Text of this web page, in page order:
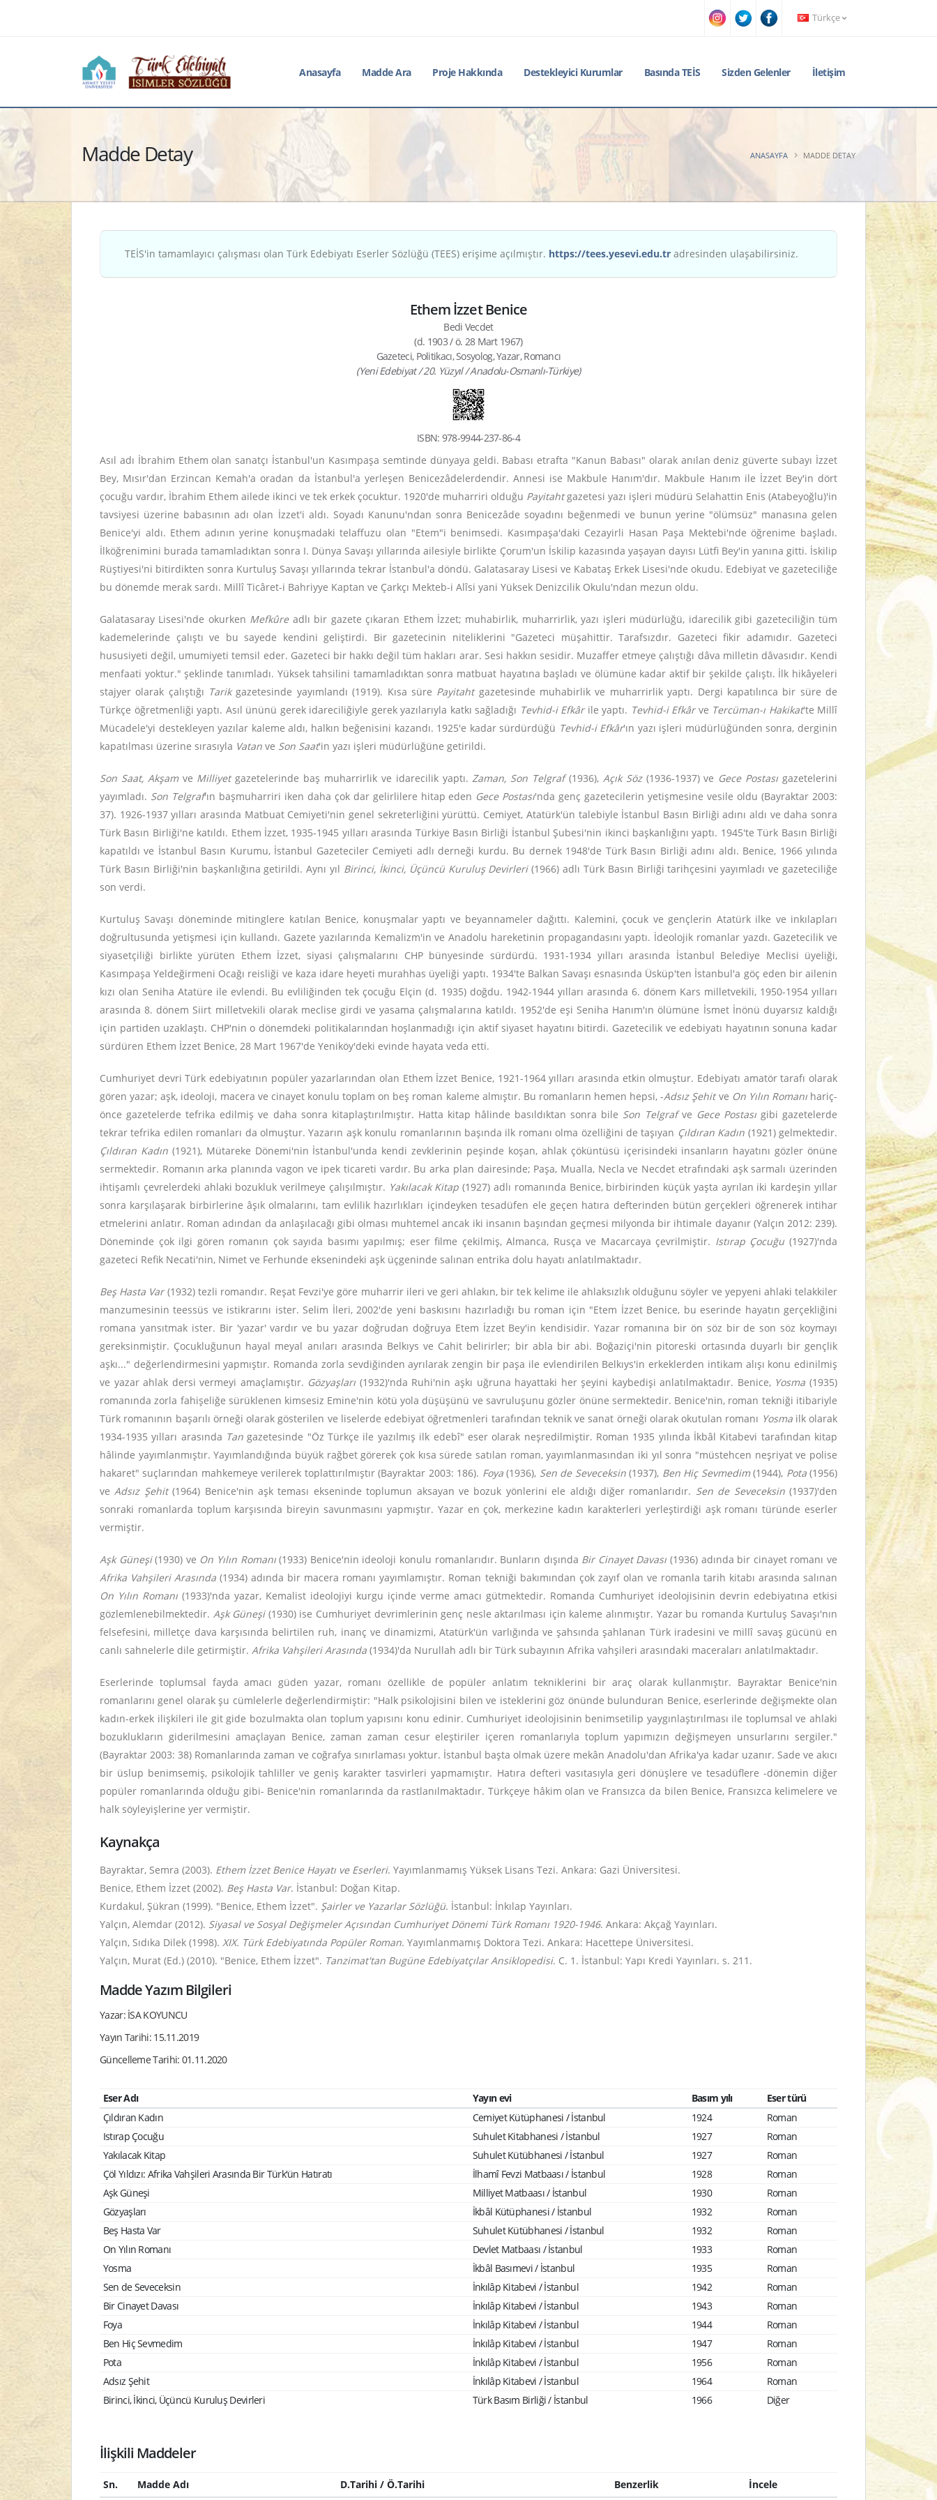
Türkçe
Anasayfa Madde Ara Proje Hakkında Destekleyici Kurumlar Basında TEİS Sizden Gelenler İletişim
Madde Detay ANASAYFA MADDE DETAY
TEİS'in tamamlayıcı çalışması olan Türk Edebiyatı Eserler Sözlüğü (TEES) erişime açılmıştır. https://tees.yesevi.edu.tr adresinden ulaşabilirsiniz.
Ethem İzzet Benice
Bedi Vecdet
(d. 1903 / ö. 28 Mart 1967)
Gazeteci, Politikacı, Sosyolog, Yazar, Romancı
(Yeni Edebiyat / 20. Yüzyıl / Anadolu-Osmanlı-Türkiye)
ISBN: 978-9944-237-86-4
Asıl adı İbrahim Ethem olan sanatçı İstanbul'un Kasımpaşa semtinde dünyaya geldi. Babası etrafta "Kanun Babası" olarak anılan deniz güverte subayı İzzet
Bey, Mısır'dan Erzincan Kemah'a oradan da İstanbul'a yerleşen Benicezâdelerdendir. Annesi ise Makbule Hanım'dır. Makbule Hanım ile İzzet Bey'in dört
çocuğu vardır, İbrahim Ethem ailede ikinci ve tek erkek çocuktur. 1920'de muharriri olduğu Payitahtgazetesi yazı işleri müdürü Selahattin Enis (Atabeyoğlu)'in
tavsiyesi üzerine babasının adı olan İzzet'i aldı. Soyadı Kanunu'ndan sonra Benicezâde soyadını beğenmedi ve bunun yerine "ölümsüz" manasına gelen
Benice'yi aldı. Ethem adının yerine konuşmadaki telaffuzu olan "Etem"i benimsedi. Kasımpaşa'daki Cezayirli Hasan Paşa Mektebi'nde öğrenime başladı.
İlköğrenimini burada tamamladıktan sonra I. Dünya Savaşı yıllarında ailesiyle birlikte Çorum'un İskilip kazasında yaşayan dayısı Lütfi Bey'in yanına gitti. İskilip
Rüştiyesi'ni bitirdikten sonra Kurtuluş Savaşı yıllarında tekrar İstanbul'a döndü. Galatasaray Lisesi ve Kabataş Erkek Lisesi'nde okudu. Edebiyat ve gazeteciliğe
bu dönemde merak sardı. Millî Ticâret-i Bahriyye Kaptan ve Çarkçı Mekteb-i Alîsi yani Yüksek Denizcilik Okulu'ndan mezun oldu.
Galatasaray Lisesi'nde okurken Mefkûreadlı bir gazete çıkaran Ethem İzzet; muhabirlik, muharrirlik, yazı işleri müdürlüğü, idarecilik gibi gazeteciliğin tüm
kademelerinde çalıştı ve bu sayede kendini geliştirdi. Bir gazetecinin niteliklerini "Gazeteci müşahittir. Tarafsızdır. Gazeteci fikir adamıdır. Gazeteci
hususiyeti değil, umumiyeti temsil eder. Gazeteci bir hakkı değil tüm hakları arar. Sesi hakkın sesidir. Muzaffer etmeye çalıştığı dâva milletin dâvasıdır. Kendi
menfaati yoktur." şeklinde tanımladı. Yüksek tahsilini tamamladıktan sonra matbuat hayatına başladı ve ölümüne kadar aktif bir şekilde çalıştı. İlk hikâyeleri
stajyer olarak çalıştığı Tarikgazetesinde yayımlandı (1919). Kısa süre Payitaht gazetesinde muhabirlik ve muharrirlik yaptı. Dergi kapatılınca bir süre de
Türkçe öğretmenliği yaptı. Asıl ününü gerek idareciliğiyle gerek yazılarıyla katkı sağladığı Tevhid-i Efkâr ile yaptı. Tevhid-i Efkârve Tercüman-ı Hakikat'te Millî
Mücadele'yi destekleyen yazılar kaleme aldı, halkın beğenisini kazandı. 1925'e kadar sürdürdüğü Tevhid-i Efkâr'ın yazı işleri müdürlüğünden sonra, derginin
kapatılması üzerine sırasıyla Vatan ve Son Saat'in yazı işleri müdürlüğüne getirildi.
Son Saat, Akşam ve Milliyetgazetelerinde baş muharrirlik ve idarecilik yaptı.Zaman, Son Telgraf(1936), Açık Söz(1936-1937) ve Gece Postasıgazetelerini
yayımladı. Son Telgraf'ın başmuharriri iken daha çok dar gelirlilere hitap eden Gece Postası'nda genç gazetecilerin yetişmesine vesile oldu (Bayraktar 2003:
37). 1926-1937 yılları arasında Matbuat Cemiyeti'nin genel sekreterliğini yürüttü. Cemiyet, Atatürk'ün talebiyle İstanbul Basın Birliği adını aldı ve daha sonra
Türk Basın Birliği'ne katıldı. Ethem İzzet, 1935-1945 yılları arasında Türkiye Basın Birliği İstanbul Şubesi'nin ikinci başkanlığını yaptı. 1945'te Türk Basın Birliği
kapatıldı ve İstanbul Basın Kurumu, İstanbul Gazeteciler Cemiyeti adlı derneği kurdu. Bu dernek 1948'de Türk Basın Birliği adını aldı. Benice, 1966 yılında
Türk Basın Birliği'nin başkanlığına getirildi. Aynı yıl Birinci, İkinci, Üçüncü Kuruluş Devirleri(1966) adlı Türk Basın Birliği tarihçesini yayımladı ve gazeteciliğe
son verdi.
Kurtuluş Savaşı döneminde mitinglere katılan Benice, konuşmalar yaptı ve beyannameler dağıttı. Kalemini, çocuk ve gençlerin Atatürk ilke ve inkılapları
doğrultusunda yetişmesi için kullandı. Gazete yazılarında Kemalizm'in ve Anadolu hareketinin propagandasını yaptı. İdeolojik romanlar yazdı. Gazetecilik ve
siyasetçiliği birlikte yürüten Ethem İzzet, siyasi çalışmalarını CHP bünyesinde sürdürdü. 1931-1934 yılları arasında İstanbul Belediye Meclisi üyeliği,
Kasımpaşa Yeldeğirmeni Ocağı reisliği ve kaza idare heyeti murahhas üyeliği yaptı. 1934'te Balkan Savaşı esnasında Üsküp'ten İstanbul'a göç eden bir ailenin
kızı olan Seniha Atatüre ile evlendi. Bu evliliğinden tek çocuğu Elçin (d. 1935) doğdu. 1942-1944 yılları arasında 6. dönem Kars milletvekili, 1950-1954 yılları
arasında 8. dönem Siirt milletvekili olarak meclise girdi ve yasama çalışmalarına katıldı. 1952'de eşi Seniha Hanım'ın ölümüne İsmet İnönü duyarsız kaldığı
için partiden uzaklaştı. CHP'nin o dönemdeki politikalarından hoşlanmadığı için aktif siyaset hayatını bitirdi. Gazetecilik ve edebiyatı hayatının sonuna kadar
sürdüren Ethem İzzet Benice, 28 Mart 1967'de Yeniköy'deki evinde hayata veda etti.
Cumhuriyet devri Türk edebiyatının popüler yazarlarından olan Ethem İzzet Benice, 1921-1964 yılları arasında etkin olmuştur. Edebiyatı amatör tarafı olarak
gören yazar; aşk, ideoloji, macera ve cinayet konulu toplam on beş roman kaleme almıştır. Bu romanların hemen hepsi, -Adsız Şehitve On Yılın Romanıhariç-
önce gazetelerde tefrika edilmiş ve daha sonra kitaplaştırılmıştır. Hatta kitap hâlinde basıldıktan sonra bile Son Telgrafve Gece Postasıgibi gazetelerde
tekrar tefrika edilen romanları da olmuştur. Yazarın aşk konulu romanlarının başında ilk romanı olma özelliğini de taşıyan Çıldıran Kadın (1921) gelmektedir.
Çıldıran Kadın(1921), Mütareke Dönemi'nin İstanbul'unda kendi zevklerinin peşinde koşan, ahlak çöküntüsü içerisindeki insanların hayatını gözler önüne
sermektedir. Romanın arka planında vagon ve ipek ticareti vardır. Bu arka plan dairesinde; Paşa, Mualla, Necla ve Necdet etrafındaki aşk sarmalı üzerinden
ihtişamlı çevrelerdeki ahlaki bozukluk verilmeye çalışılmıştır. Yakılacak Kitap (1927) adlı romanında Benice, birbirinden küçük yaşta ayrılan iki kardeşin yıllar
sonra karşılaşarak birbirlerine âşık olmalarını, tam evlilik hazırlıkları içindeyken tesadüfen ele geçen hatıra defterinden bütün gerçekleri öğrenerek intihar
etmelerini anlatır. Roman adından da anlaşılacağı gibi olması muhtemel ancak iki insanın başından geçmesi milyonda bir ihtimale dayanır (Yalçın 2012: 239).
Döneminde çok ilgi gören romanın çok sayıda basımı yapılmış; eser filme çekilmiş, Almanca, Rusça ve Macarcaya çevrilmiştir. Istırap Çocuğu (1927)'nda
gazeteci Refik Necati'nin, Nimet ve Ferhunde eksenindeki aşk üçgeninde salınan entrika dolu hayatı anlatılmaktadır.
Beş Hasta Var (1932) tezli romandır. Reşat Fevzi'ye göre muharrir ileri ve geri ahlakın, bir tek kelime ile ahlaksızlık olduğunu söyler ve yepyeni ahlaki telakkiler
manzumesinin teessüs ve istikrarını ister. Selim İleri, 2002'de yeni baskısını hazırladığı bu roman için "Etem İzzet Benice, bu eserinde hayatın gerçekliğini
romana yansıtmak ister. Bir 'yazar' vardır ve bu yazar doğrudan doğruya Etem İzzet Bey'in kendisidir. Yazar romanına bir ön söz bir de son söz koymayı
gereksinmiştir. Çocukluğunun hayal meyal anıları arasında Belkıys ve Cahit belirirler; bir abla bir abi. Boğaziçi'nin pitoreski ortasında duyarlı bir gençlik
aşkı..." değerlendirmesini yapmıştır. Romanda zorla sevdiğinden ayrılarak zengin bir paşa ile evlendirilen Belkıys'in erkeklerden intikam alışı konu edinilmiş
ve yazar ahlak dersi vermeyi amaçlamıştır. Gözyaşları (1932)'nda Ruhi'nin aşkı uğruna hayattaki her şeyini kaybedişi anlatılmaktadır. Benice, Yosma(1935)
romanında zorla fahişeliğe sürüklenen kimsesiz Emine'nin kötü yola düşüşünü ve savruluşunu gözler önüne sermektedir. Benice'nin, roman tekniği itibariyle
Türk romanının başarılı örneği olarak gösterilen ve liselerde edebiyat öğretmenleri tarafından teknik ve sanat örneği olarak okutulan romanı Yosmailk olarak
1934-1935 yılları arasında Tan gazetesinde "Öz Türkçe ile yazılmış ilk edebî" eser olarak neşredilmiştir. Roman 1935 yılında İkbâl Kitabevi tarafından kitap
hâlinde yayımlanmıştır. Yayımlandığında büyük rağbet görerek çok kısa sürede satılan roman, yayımlanmasından iki yıl sonra "müstehcen neşriyat ve polise
hakaret" suçlarından mahkemeye verilerek toplattırılmıştır (Bayraktar 2003: 186). Foya(1936), Sen de Seveceksin(1937), Ben Hiç Sevmedim(1944), Pota(1956)
veAdsız Şehit(1964) Benice'nin aşk teması ekseninde toplumun aksayan ve bozuk yönlerini ele aldığı diğer romanlarıdır. Sen de Seveceksin(1937)'den
sonraki romanlarda toplum karşısında bireyin savunmasını yapmıştır. Yazar en çok, merkezine kadın karakterleri yerleştirdiği aşk romanı türünde eserler
vermiştir.
Aşk Güneşi(1930) ve On Yılın Romanı(1933) Benice'nin ideoloji konulu romanlarıdır. Bunların dışında Bir Cinayet Davası (1936) adında bir cinayet romanı ve
Afrika Vahşileri Arasında (1934) adında bir macera romanı yayımlamıştır. Roman tekniği bakımından çok zayıf olan ve romanla tarih kitabı arasında salınan
On Yılın Romanı (1933)'nda yazar, Kemalist ideolojiyi kurgu içinde verme amacı gütmektedir. Romanda Cumhuriyet ideolojisinin devrin edebiyatına etkisi
gözlemlenebilmektedir. Aşk Güneşi(1930) ise Cumhuriyet devrimlerinin genç nesle aktarılması için kaleme alınmıştır. Yazar bu romanda Kurtuluş Savaşı'nın
felsefesini, milletçe dava karşısında belirtilen ruh, inanç ve dinamizmi, Atatürk'ün varlığında ve şahsında şahlanan Türk iradesini ve millî savaş gücünü en
canlı sahnelerle dile getirmiştir. Afrika Vahşileri Arasında (1934)'da Nurullah adlı bir Türk subayının Afrika vahşileri arasındaki maceraları anlatılmaktadır.
Eserlerinde toplumsal fayda amacı güden yazar, romanı özellikle de popüler anlatım tekniklerini bir araç olarak kullanmıştır. Bayraktar Benice'nin
romanlarını genel olarak şu cümlelerle değerlendirmiştir: "Halk psikolojisini bilen ve isteklerini göz önünde bulunduran Benice, eserlerinde değişmekte olan
kadın-erkek ilişkileri ile git gide bozulmakta olan toplum yapısını konu edinir. Cumhuriyet ideolojisinin benimsetilip yaygınlaştırılması ile toplumsal ve ahlaki
bozuklukların giderilmesini amaçlayan Benice, zaman zaman cesur eleştiriler içeren romanlarıyla toplum yapımızın değişmeyen unsurlarını sergiler."
(Bayraktar 2003: 38) Romanlarında zaman ve coğrafya sınırlaması yoktur. İstanbul başta olmak üzere mekân Anadolu'dan Afrika'ya kadar uzanır. Sade ve akıcı
bir üslup benimsemiş, psikolojik tahliller ve geniş karakter tasvirleri yapmamıştır. Hatıra defteri vasıtasıyla geri dönüşlere ve tesadüflere -dönemin diğer
popüler romanlarında olduğu gibi- Benice'nin romanlarında da rastlanılmaktadır. Türkçeye hâkim olan ve Fransızca da bilen Benice, Fransızca kelimelere ve
halk söyleyişlerine yer vermiştir.
Kaynakça
Bayraktar, Semra (2003). Ethem İzzet Benice Hayatı ve Eserleri. Yayımlanmamış Yüksek Lisans Tezi. Ankara: Gazi Üniversitesi.
Benice, Ethem İzzet (2002). Beş Hasta Var. İstanbul: Doğan Kitap.
Kurdakul, Şükran (1999). "Benice, Ethem İzzet". Şairler ve Yazarlar Sözlüğü. İstanbul: İnkılap Yayınları.
Yalçın, Alemdar (2012). Siyasal ve Sosyal Değişmeler Açısından Cumhuriyet Dönemi Türk Romanı 1920-1946. Ankara: Akçağ Yayınları.
Yalçın, Sıdıka Dilek (1998). XIX. Türk Edebiyatında Popüler Roman. Yayımlanmamış Doktora Tezi. Ankara: Hacettepe Üniversitesi.
Yalçın, Murat (Ed.) (2010). "Benice, Ethem İzzet". Tanzimat'tan Bugüne Edebiyatçılar Ansiklopedisi. C. 1. İstanbul: Yapı Kredi Yayınları. s. 211.
Madde Yazım Bilgileri
Yazar: İSA KOYUNCU
Yayın Tarihi: 15.11.2019
Güncelleme Tarihi: 01.11.2020
Eser Adı Yayın evi Basım yılı
Eser türü
Çıldıran Kadın
Cemiyet Kütüphanesi / İstanbul 1924
Roman
Istırap Çocuğu
Suhulet Kitabhanesi / İstanbul 1927
Roman
Yakılacak Kitap
Suhulet Kütübhanesi / İstanbul 1927
Roman
Çöl Yıldızı: Afrika Vahşileri Arasında Bir Türk'ün Hatıratı
İlhamî Fevzi Matbaası / İstanbul 1928
Roman
Aşk Güneşi
Milliyet Matbaası / İstanbul 1930
Roman
Gözyaşları
İkbâl Kütüphanesi / İstanbul 1932
Roman
Beş Hasta Var
Suhulet Kütübhanesi / İstanbul 1932
Roman
On Yılın Romanı
Devlet Matbaası / İstanbul 1933
Roman
Yosma
İkbâl Basımevi / İstanbul 1935
Roman
Sen de Seveceksin
İnkılâp Kitabevi / İstanbul 1942
Roman
Bir Cinayet Davası
İnkılâp Kitabevi / İstanbul 1943
Roman
Foya
İnkılâp Kitabevi / İstanbul 1944
Roman
Ben Hiç Sevmedim
İnkılâp Kitabevi / İstanbul 1947
Roman
Pota
İnkılâp Kitabevi / İstanbul 1956
Roman
Adsız Şehit
İnkılâp Kitabevi / İstanbul 1964
Roman
Birinci, İkinci, Üçüncü Kuruluş Devirleri
Türk Basım Birliği / İstanbul 1966 Diğer
İlişkili Maddeler
Sn. Madde Adı D.Tarihi / Ö.Tarihi Benzerlik İncele